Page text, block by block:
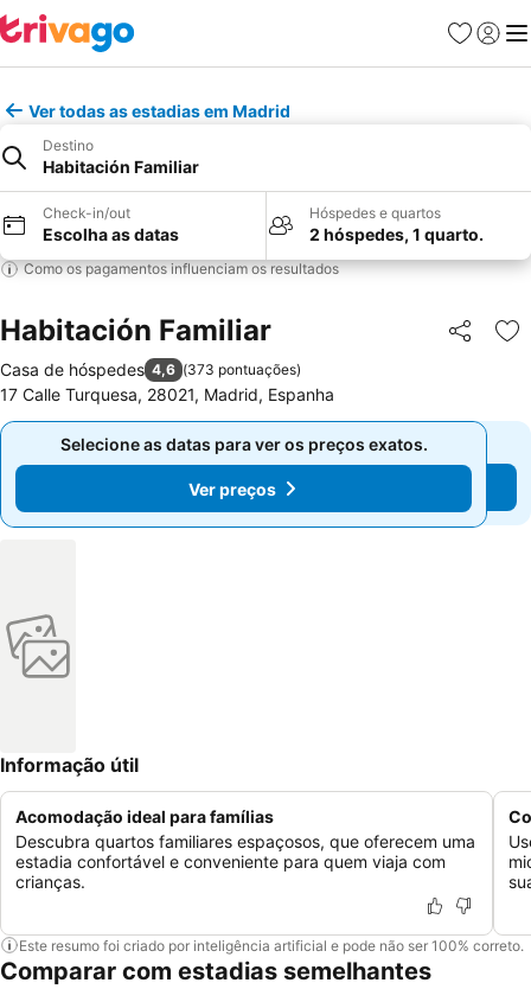
Favoritos
Iniciar
Ver todas as estadias em Madrid
Destino
Habitación Familiar
Check-in/out
Escolha as datas
Hóspedes e quartos
2 hóspedes, 1 quarto.
Como os pagamentos influenciam os resultados
Habitación Familiar Partilhar
Casa de hóspedes 4,6 (373 pontuações)
17 Calle Turquesa, 28021, Madrid, Espanha
Selecione as datas para ver os preços exatos.
Ver preços
Selecione as datas para ver os preços exatos.
Ver preços
Informação útil
Acomodação ideal para famílias
Descubra quartos familiares espaçosos, que oferecem uma
estadia confortável e conveniente para quem viaja com
crianças.
Este resumo foi criado por inteligência artificial e pode não ser 100% correto.
Comparar com estadias semelhantes